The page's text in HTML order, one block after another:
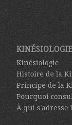
Kinésiologie
Histoire de la
Principe de la
Pourquoi
À qui s'adresse